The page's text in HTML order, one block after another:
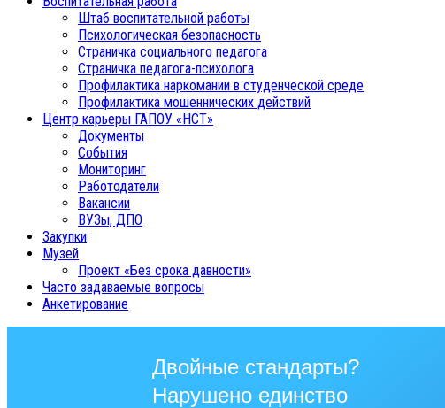
Штаб воспитательной работы
Психологическая безопасность
Страничка социального педагога
Страничка педагога-психолога
Профилактика наркомании в студенческой среде
Профилактика мошеннических действий
Центр карьеры ГАПОУ «НСТ»
Документы
События
Мониторинг
Работодатели
Вакансии
ВУЗы, ДПО
Закупки
Музей
Проект «Без срока давности»
Часто задаваемые вопросы
Анкетирование
Двойные стандарты?
Нарушено единство